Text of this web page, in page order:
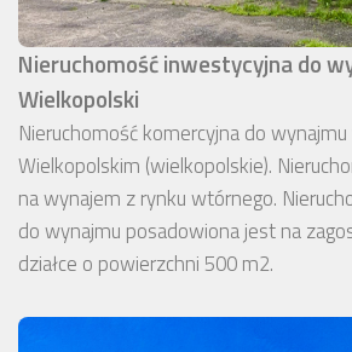
Nieruchomość inwestycyjna do
Wielkopolski
Nieruchomość komercyjna do
Wielkopolskim (wielkopolskie).
na wynajem z rynku wtórnego.
do wynajmu posadowiona jest na
działce o powierzchni 500 m2.